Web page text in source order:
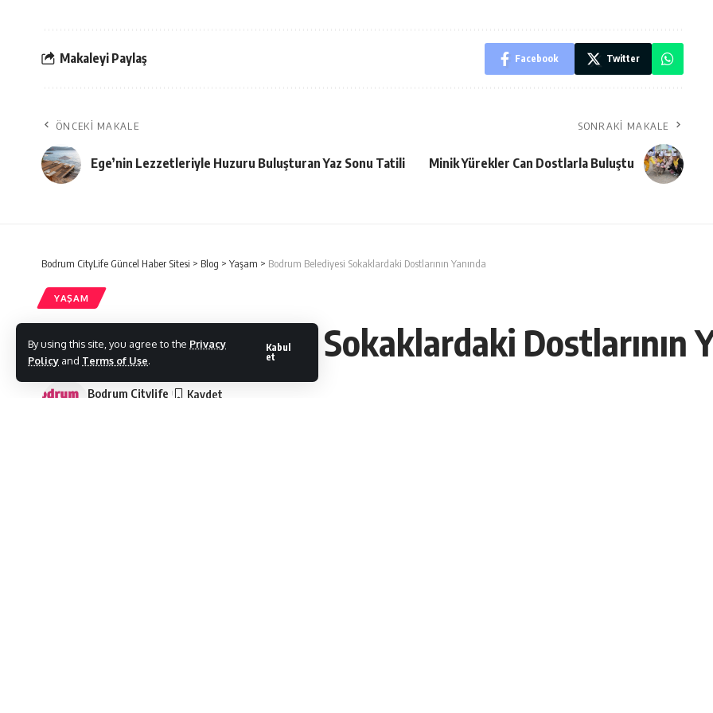
By using this site, you agree to the Privacy
Policy and Terms of Use.
Kabul
et
Makaleyi Paylaş Facebook Twitter
ÖNCEKI MAKALE
Ege’nin Lezzetleriyle Huzuru Buluşturan Yaz Sonu Tatili
SONRAKI MAKALE
Minik Yürekler Can Dostlarla Buluştu
Bodrum CityLife Güncel Haber Sitesi > Blog > Yaşam > Bodrum Belediyesi Sokaklardaki Dostlarının Yanında
YAŞAM
Bodrum Belediyesi Sokaklardaki Dostlarının
Bodrum Citylife